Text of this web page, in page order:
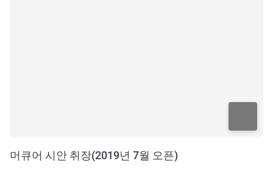
머큐어 시안 취장(2019년 7월 오픈)